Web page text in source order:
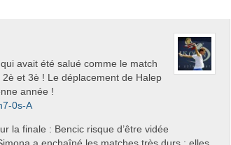
avait été salué comme le match
et 3è ! Le déplacement de Halep
année !
0s-A
la finale : Bencic risque d’être vidée